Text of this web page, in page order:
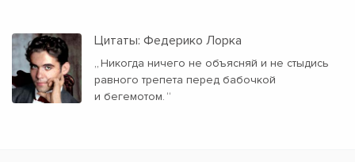
Цитаты: Федерико Лорка
„Никогда ничего не объясняй и не стыдись
равного трепета перед бабочкой
и бегемотом. “